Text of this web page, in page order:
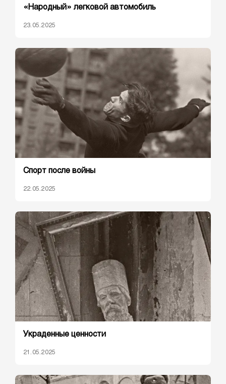
«Народный» легковой автомобиль
23.05.2025
Спорт после войны
22.05.2025
Украденные ценности
21.05.2025